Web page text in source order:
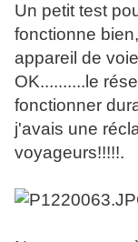
Un petit test
fonctionne
appareil de
OK..........le
fonctionner
j'avais une
voyageurs!!!!!.